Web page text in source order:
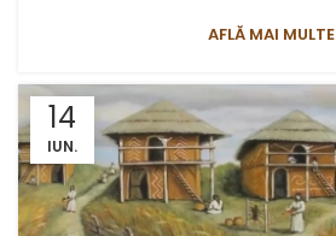
AFLĂ MAI MULTE
14
IUN.